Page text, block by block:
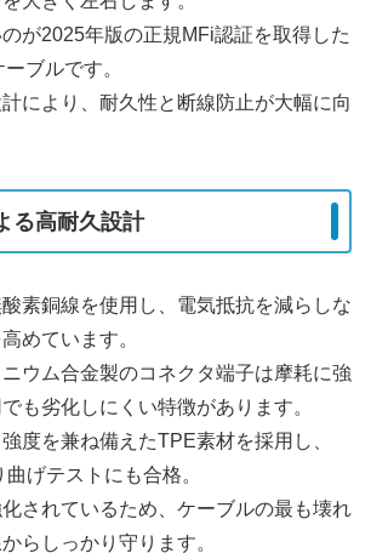
が2025年版の正規MFi認証を取得した
ブルです。
により、耐久性と断線防止が大幅に向
る高耐久設計
素銅線を使用し、電気抵抗を減らしな
めています。
ウム合金製のコネクタ端子は摩耗に強
も劣化しにくい特徴があります。
度を兼ね備えたTPE素材を採用し、
げテストにも合格。
されているため、ケーブルの最も壊れ
らしっかり守ります。